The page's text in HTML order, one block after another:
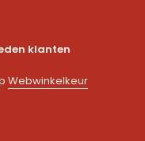
klanten
Webwinkelkeur